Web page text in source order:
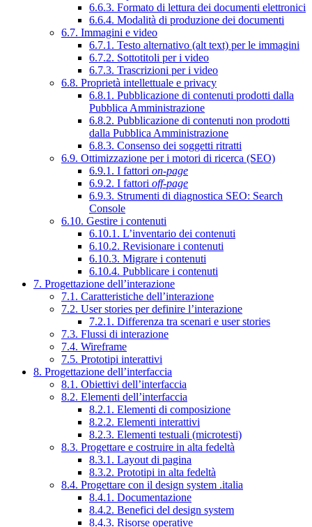
6.6.3. Formato di lettura dei documenti elettronici
6.6.4. Modalità di produzione dei documenti
6.7. Immagini e video
6.7.1. Testo alternativo (alt text) per le immagini
6.7.2. Sottotitoli per i video
6.7.3. Trascrizioni per i video
6.8. Proprietà intellettuale e privacy
6.8.1. Pubblicazione di contenuti prodotti dalla
Pubblica Amministrazione
6.8.2. Pubblicazione di contenuti non prodotti
dalla Pubblica Amministrazione
6.8.3. Consenso dei soggetti ritratti
6.9. Ottimizzazione per i motori di ricerca (SEO)
6.9.1. I fattori on-page
6.9.2. I fattori off-page
6.9.3. Strumenti di diagnostica SEO: Search
Console
6.10. Gestire i contenuti
6.10.1. L’inventario dei contenuti
6.10.2. Revisionare i contenuti
6.10.3. Migrare i contenuti
6.10.4. Pubblicare i contenuti
7. Progettazione dell’interazione
7.1. Caratteristiche dell’interazione
7.2. User stories per definire l’interazione
7.2.1. Differenza tra scenari e user stories
7.3. Flussi di interazione
7.4. Wireframe
7.5. Prototipi interattivi
8. Progettazione dell’interfaccia
8.1. Obiettivi dell’interfaccia
8.2. Elementi dell’interfaccia
8.2.1. Elementi di composizione
8.2.2. Elementi interattivi
8.2.3. Elementi testuali (microtesti)
8.3. Progettare e costruire in alta fedeltà
8.3.1. Layout di pagina
8.3.2. Prototipi in alta fedeltà
8.4. Progettare con il design system .italia
8.4.1. Documentazione
8.4.2. Benefici del design system
8.4.3. Risorse operative